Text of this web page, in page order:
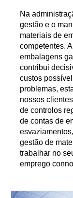
Na
gestão e o
materiais de
competentes.
embalagens
contribui
custos
problemas,
nossos
de controlos
de contas de
gestão de
trabalhar no
emprego